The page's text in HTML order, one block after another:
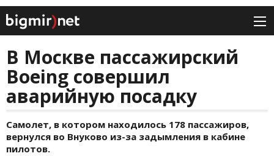
В Москве пассажирский
Boeing совершил
аварийную посадку
Самолет, в котором находилось 178 пассажиров,
вернулся во Внуково из-за задымления в кабине
пилотов.